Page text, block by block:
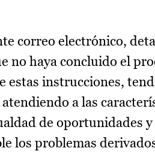
correo electrónico,
no haya concluido el
estas instrucciones,
a las
de oportunidades
los problemas